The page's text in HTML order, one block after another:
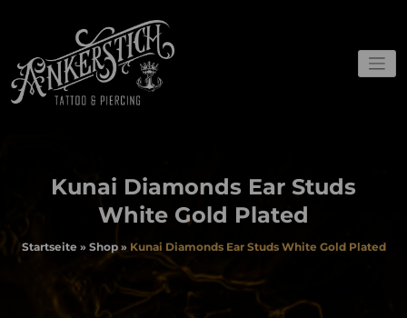
Ankerstich
Webshop und Gutscheine
Kunai Diamonds Ear Studs
White Gold Plated
Startseite » Shop» Kunai Diamonds Ear Studs White Gold Plated